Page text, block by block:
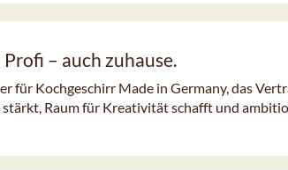
– auch zuhause.
für Kochgeschirr Made in Germany, das
Raum für Kreativität schafft und